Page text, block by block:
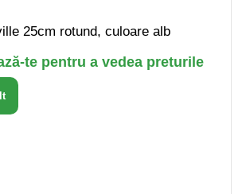
25cm rotund, culoare alb
te pentru a vedea preturile